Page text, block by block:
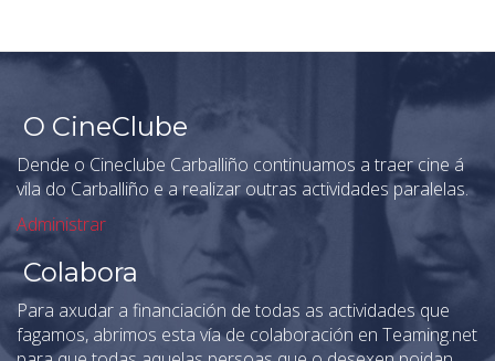
O CineClube
Dende o Cineclube Carballiño continuamos a traer cine á
vila do Carballiño e a realizar outras actividades paralelas.
Administrar
Colabora
Para axudar a financiación de todas as actividades que
fagamos, abrimos esta vía de colaboración en Teaming.net